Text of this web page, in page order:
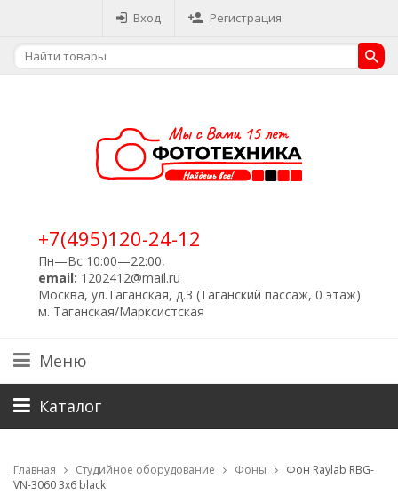
Вход Регистрация
+7(495)120-24-12
Пн—Вс 10:00—22:00,
email: 1202412@mail.ru
Москва, ул.Таганская, д.3 (Таганский пассаж, 0 этаж)
м. Таганская/Марксистская
Меню
Каталог
Главная Студийное оборудование Фоны
Фон Raylab RBG-
VN-3060 3х6 black